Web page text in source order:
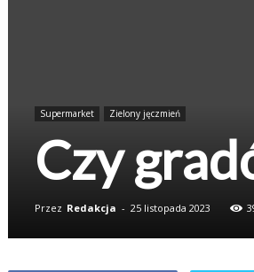
Supermarket Zielony jęczmień
Czy
Przez Redakcja - 25 listopada 2023